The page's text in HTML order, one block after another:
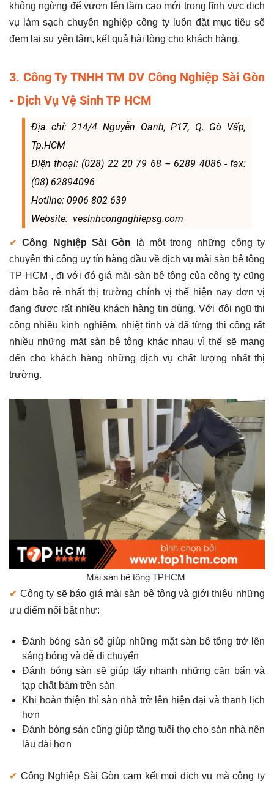
không ngừng để vươn lên tầm cao mới trong lĩnh vực dịch
vụ làm sạch chuyên nghiệp công ty luôn đặt mục tiêu sẽ
đem lại sự yên tâm, kết quả hài lòng cho khách hàng.
3. Công Ty TNHH TM DV Công Nghiệp Sài Gòn
- Dịch Vụ Vệ Sinh TP HCM
Địa chỉ: 214/4 Nguyễn Oanh, P17, Q. Gò Vấp,
Tp.HCM
Điện thoại: (028) 22 20 79 68 – 6289 4086 - fax:
(08) 62894096
Hotline: 0906 802 639
Website: vesinhcongnghiepsg.com
✔Công Nghiệp Sài Gòn là một trong những công ty
chuyên thi công uy tín hàng đầu về dịch vụ mài sàn bê tông
TP HCM , đi với đó giá mài sàn bê tông của công ty cũng
đảm bảo rẻ nhất thị trường chính vị thế hiện nay đơn vị
đang được rất nhiều khách hàng tin dùng. Với đội ngũ thi
công nhiều kinh nghiệm, nhiệt tình và đã từng thi công rất
nhiều những mặt sàn bê tông khác nhau vì thế sẽ mang
đến cho khách hàng những dịch vụ chất lượng nhất thị
trường.
Mài sàn bê tông TPHCM
✔ Công ty sẽ báo giá mài sàn bê tông và giới thiệu những
ưu điểm nổi bật như:
Đánh bóng sàn sẽ giúp những mặt sàn bê tông trở lên
sáng bóng và dễ di chuyển
Đánh bóng sàn sẽ giúp tẩy nhanh những cặn bẩn và
tạp chất bám trên sàn
Khi hoàn thiện thì sàn nhà trở lên hiện đại và thanh lịch
hơn
Đánh bóng sàn cũng giúp tăng tuổi thọ cho sàn nhà nên
lâu dài hơn
✔ Công Nghiệp Sài Gòn cam kết mọi dịch vụ mà công ty